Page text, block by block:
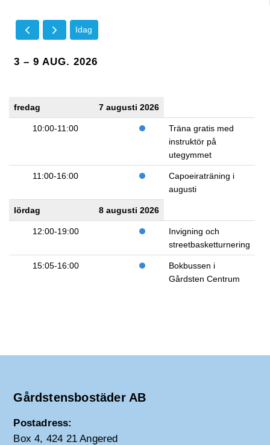
Idag
3 – 9 AUG. 2026
fredag 7 augusti 2026
10:00-11:00
Träna gratis med
instruktör på
utegymmet
11:00-16:00
Capoeiraträning i
augusti
lördag 8 augusti 2026
12:00-19:00
Invigning och
streetbasketturnering
15:05-16:00
Bokbussen i
Gårdsten Centrum
Gårdstensbostäder AB
Postadress:
Box 4, 424 21 Angered